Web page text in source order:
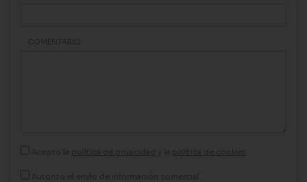
COMENTARIO
Acepto la política de privacidad y la política de cookies
Autorizo el envío de información comercial.